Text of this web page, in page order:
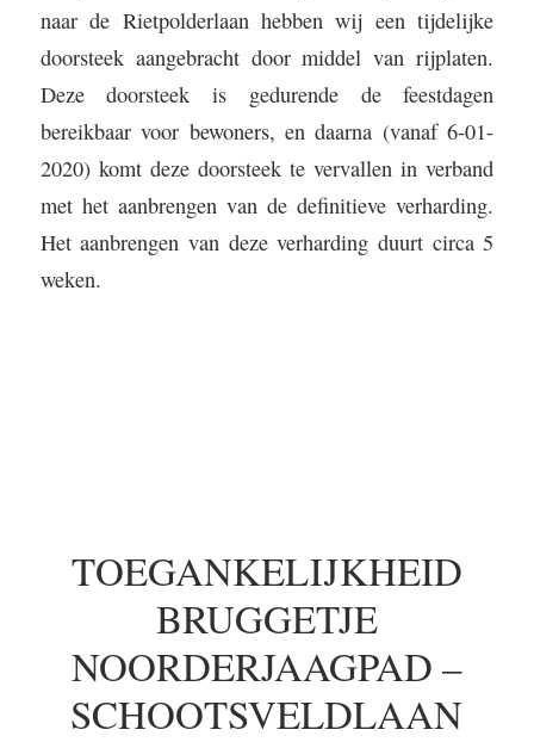
naar de Rietpolderlaan hebben wij een tijdelijke
doorsteek aangebracht door middel van rijplaten.
Deze doorsteek is gedurende de feestdagen
bereikbaar voor bewoners, en daarna (vanaf 6-01-
2020) komt deze doorsteek te vervallen in verband
met het aanbrengen van de definitieve verharding.
Het aanbrengen van deze verharding duurt circa 5
weken.
TOEGANKELIJKHEID
BRUGGETJE
NOORDERJAAGPAD –
SCHOOTSVELDLAAN